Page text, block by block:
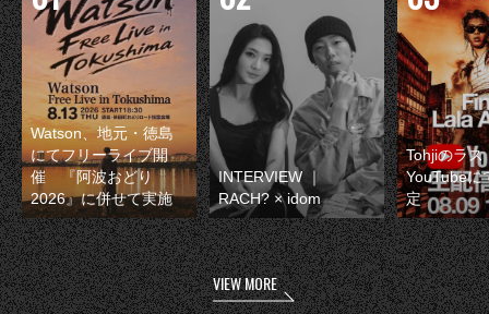
Watson、地元・徳島
にてフリーライブ開
催 『阿波おどり
2026』に併せて実施
INTERVIEW ｜
RACH? × idom
Tohjiのラス
YouTubeに
定
VIEW MORE